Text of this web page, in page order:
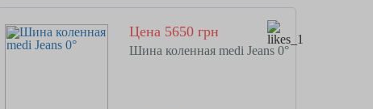
Цена 5650 грн
Шина коленная medi Jeans 0°